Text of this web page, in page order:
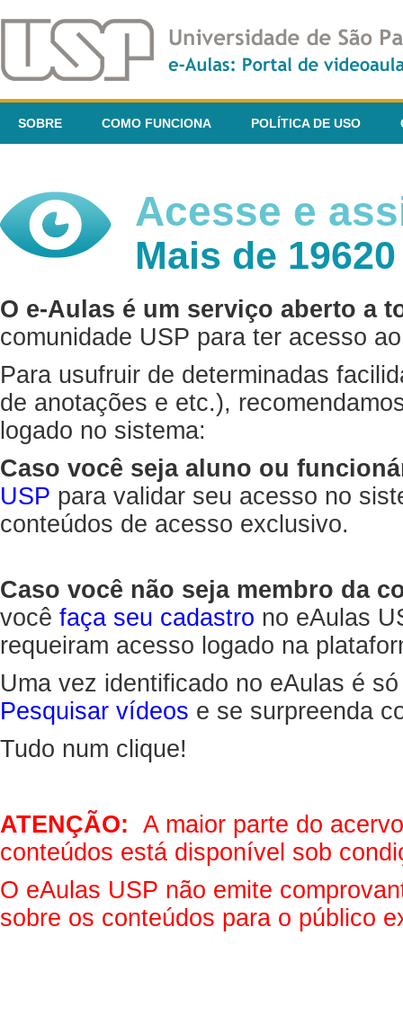
SOBRE COMO FUNCIONA POLÍTICA DE USO
Acesse e
Mais de
O e-Aulas é um serviço aberto a
comunidade USP para ter acesso
Para usufruir de determinadas
de anotações e etc.),
logado no sistema:
Caso você seja aluno ou
USP para validar seu acesso no
conteúdos de acesso exclusivo.
Caso você não seja membro da
você faça seu cadastro no eAulas
requeiram acesso logado na
Uma vez identificado no eAulas é
Pesquisar vídeos e se surpreenda
Tudo num clique!
ATENÇÃO: A maior parte do
conteúdos está disponível sob
O eAulas USP não emite
sobre os conteúdos para o público